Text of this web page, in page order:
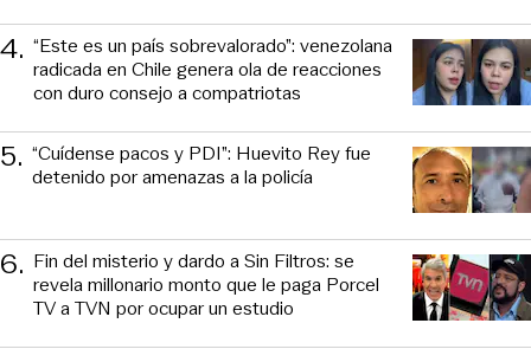
4. “Este es un país sobrevalorado”: venezolana
radicada en Chile genera ola de reacciones
con duro consejo a compatriotas
5. “Cuídense pacos y PDI”: Huevito Rey fue
detenido por amenazas a la policía
6. Fin del misterio y dardo a Sin Filtros: se
revela millonario monto que le paga Porcel
TV a TVN por ocupar un estudio